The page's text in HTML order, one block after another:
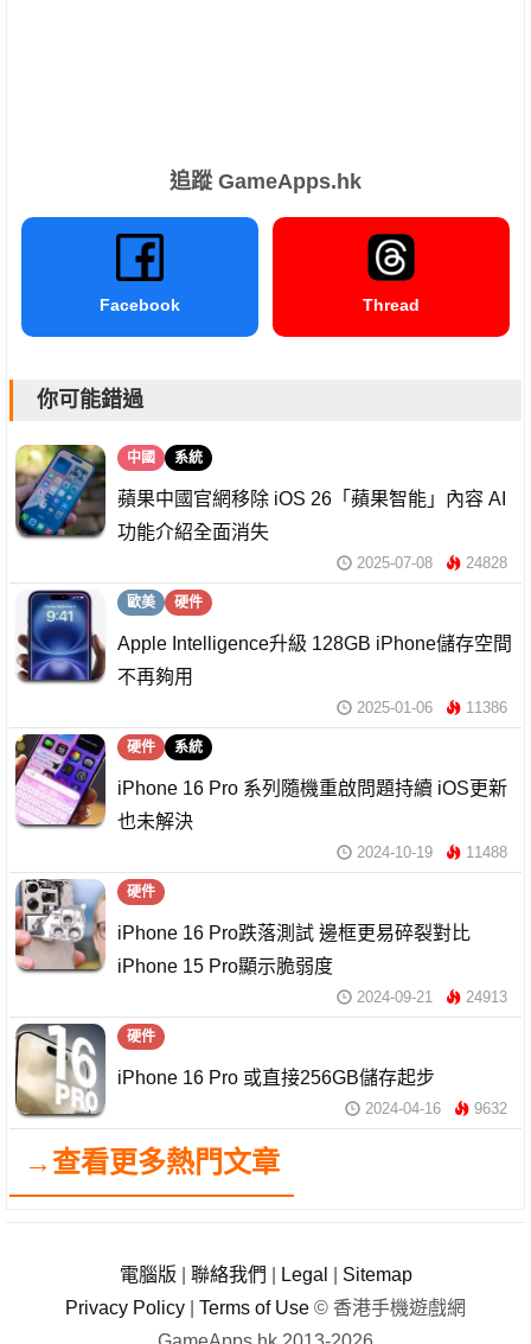
追蹤 GameApps.hk
Facebook Thread
你可能錯過
中國 系統
蘋果中國官網移除 iOS 26「蘋果智能」內容 AI
功能介紹全面消失
2025-07-08 24828
歐美 硬件
Apple Intelligence升級 128GB iPhone儲存空間
不再夠用
2025-01-06 11386
硬件 系統
iPhone 16 Pro 系列隨機重啟問題持續 iOS更新
也未解決
2024-10-19 11488
硬件
iPhone 16 Pro跌落測試 邊框更易碎裂對比
iPhone 15 Pro顯示脆弱度
2024-09-21 24913
硬件
iPhone 16 Pro 或直接256GB儲存起步
2024-04-16 9632
→查看更多熱門文章
電腦版 聯絡我們 Legal
Sitemap
Privacy Policy
Terms of Use © 香港手機遊戲網